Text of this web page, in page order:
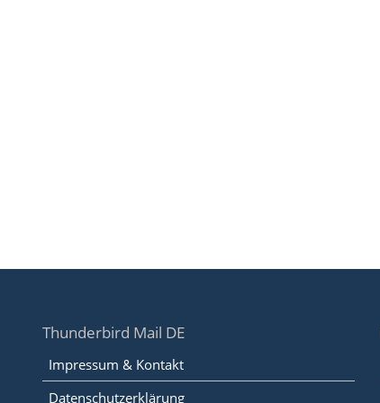
Thunderbird Mail DE
Impressum & Kontakt
Datenschutzerklärung